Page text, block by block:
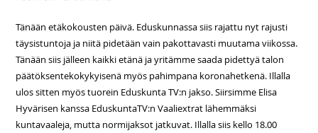
Tänään etäkokousten päivä. Eduskunnassa siis rajattu nyt rajusti
täysistuntoja ja niitä pidetään vain pakottavasti muutama viikossa.
Tänään siis jälleen kaikki etänä ja yritämme saada pidettyä talon
päätöksentekokykyisenä myös pahimpana koronahetkenä. Illalla
ulos sitten myös tuorein Eduskunta TV:n jakso. Siirsimme Elisa
Hyvärisen kanssa EduskuntaTV:n Vaaliextrat lähemmäksi
kuntavaaleja, mutta normijaksot jatkuvat. Illalla siis kello 18.00